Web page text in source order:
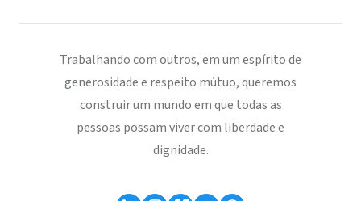
Trabalhando com outros, em um espírito de
generosidade e respeito mútuo, queremos
construir um mundo em que todas as
pessoas possam viver com liberdade e
dignidade.